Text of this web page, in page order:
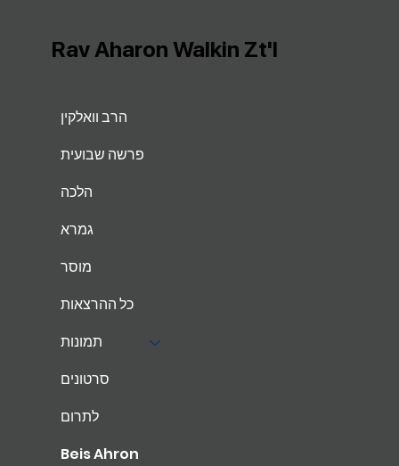
הרב וואלקין
פרשה שבועית
הלכה
גמרא
מוסר
כל ההרצאות
תמונות
סרטונים
לתרום
Beis Ahron
Rav Aharon Walkin Zt'l